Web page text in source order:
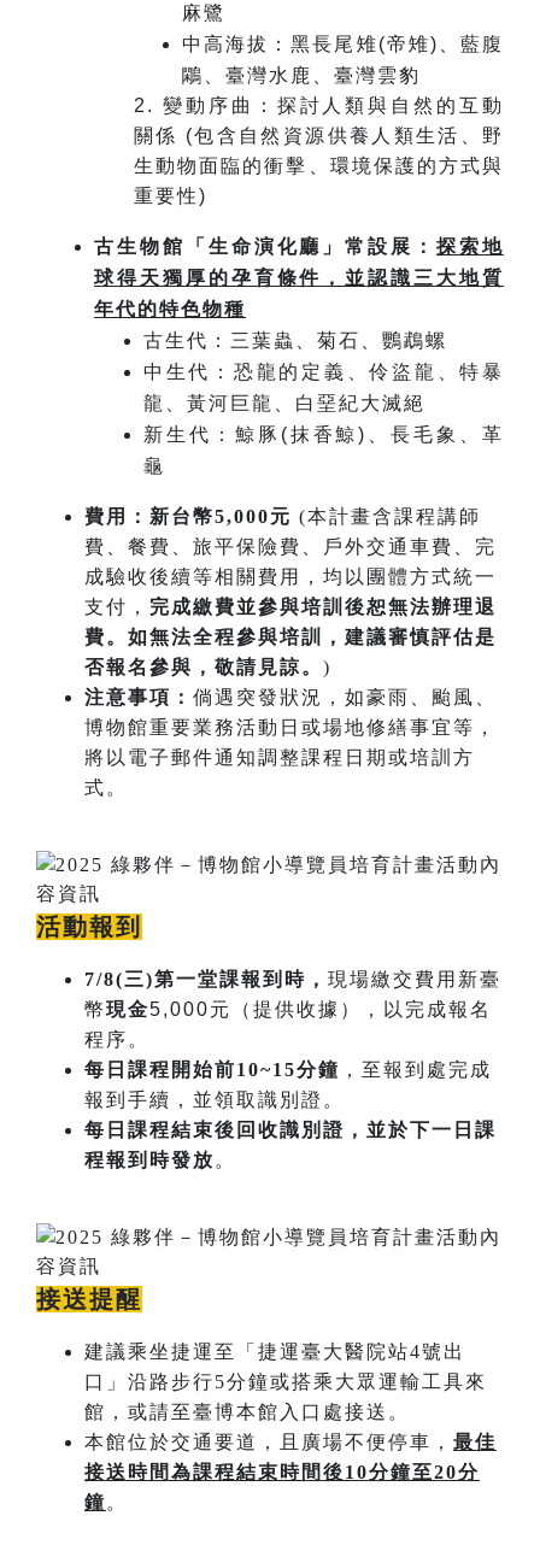
麻鷺
中高海拔：黑長尾雉(帝雉)、藍腹
鷴、臺灣水鹿、臺灣雲豹
2. 變動序曲：探討人類與自然的互動
關係 (包含自然資源供養人類生活、野
生動物面臨的衝擊、環境保護的方式與
重要性)
古生物館「生命演化廳」常設展：探索地
球得天獨厚的孕育條件，並認識三大地質
年代的特色物種
古生代：三葉蟲、菊石、鸚鵡螺
中生代：恐龍的定義、伶盜龍、特暴
龍、黃河巨龍、白堊紀大滅絕
新生代：鯨豚(抹香鯨)、長毛象、革
龜
費用：新台幣5,000元 (本計畫含課程講師
費、餐費、旅平保險費、戶外交通車費、完
成驗收後續等相關費用，均以團體方式統一
支付， 完成繳費並參與培訓後恕無法辦理退
費。如無法全程參與培訓，建議審慎評估是
否報名參與，敬請見諒。 )
注意事項： 倘遇突發狀況，如豪雨、颱風、
博物館重要業務活動日或場地修繕事宜等，
將以電子郵件通知調整課程日期或培訓方
式。
活動報到
7/8(三)第一堂課報到時， 現場繳交費用新臺
幣現金5,000元（提供收據），以完成報名
程序。
每日課程開始​前10~15分鐘 ，至報到處完成
報到手續，並領取識別證。
每日課程結束後回收識別證，並於下一日課
程報到時發放 。
接送提醒
建議乘坐捷運至「捷運臺大醫院站4號出
口」沿路步行5分鐘或搭乘大眾運輸工具來
館，或請至臺博本館入口處接送。
本館位於交通要道，且廣場不便停車， 最佳
接送時間為課程結束時間後10分鐘至20分
鐘。